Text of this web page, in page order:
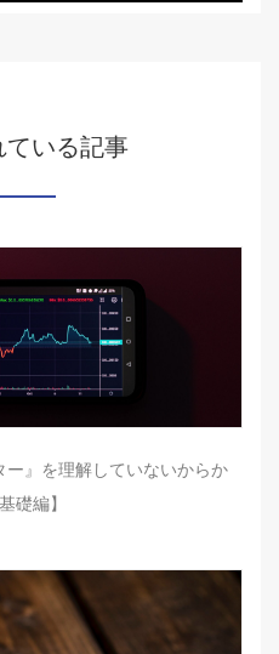
ている記事
ー』を理解していないからか
礎編】